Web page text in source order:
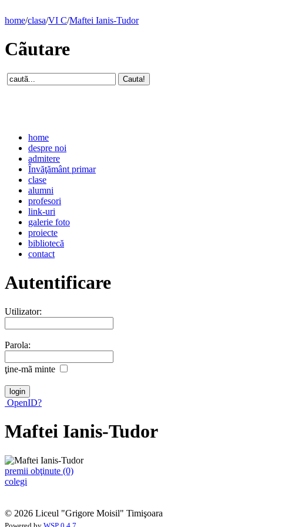
home/clasa/VI C/Maftei Ianis-Tudor
Cãutare
home
despre noi
admitere
Învăţământ primar
clase
alumni
profesori
link-uri
galerie foto
proiecte
bibliotecă
contact
Autentificare
Utilizator:
Parola:
ţine-mã minte
OpenID?
Maftei Ianis-Tudor
premii obţinute (0)
colegi
© 2026 Liceul "Grigore Moisil" Timişoara